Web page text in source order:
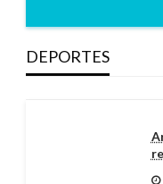
DEPORTES